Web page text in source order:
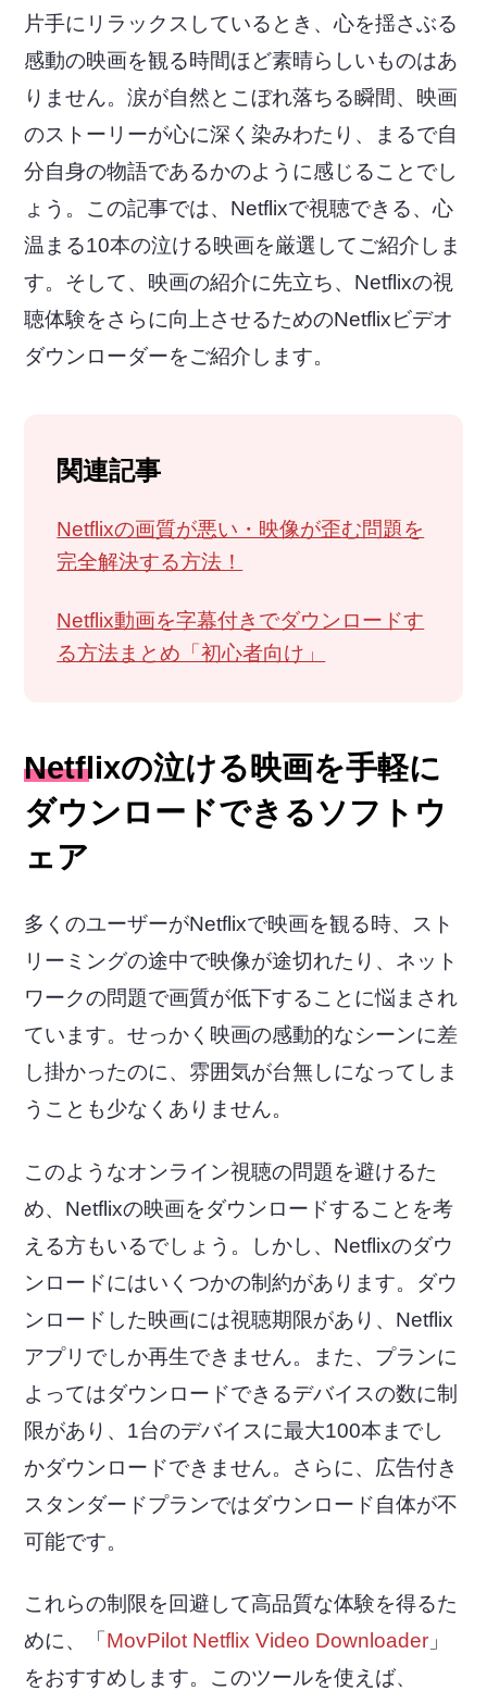
片手にリラックスしているとき、心を揺さぶる
感動の映画を観る時間ほど素晴らしいものはあ
りません。涙が自然とこぼれ落ちる瞬間、映画
のストーリーが心に深く染みわたり、まるで自
分自身の物語であるかのように感じることでし
ょう。この記事では、Netflixで視聴できる、心
温まる10本の泣ける映画を厳選してご紹介しま
す。そして、映画の紹介に先立ち、Netflixの視
聴体験をさらに向上させるためのNetflixビデオ
ダウンローダーをご紹介します。
関連記事
Netflixの画質が悪い・映像が歪む問題を
完全解決する方法！
Netflix動画を字幕付きでダウンロードす
る方法まとめ「初心者向け」
Netflixの泣ける映画を手軽に
ダウンロードできるソフトウ
ェア
多くのユーザーがNetflixで映画を観る時、スト
リーミングの途中で映像が途切れたり、ネット
ワークの問題で画質が低下することに悩まされ
ています。せっかく映画の感動的なシーンに差
し掛かったのに、雰囲気が台無しになってしま
うことも少なくありません。
このようなオンライン視聴の問題を避けるた
め、Netflixの映画をダウンロードすることを考
える方もいるでしょう。しかし、Netflixのダウ
ンロードにはいくつかの制約があります。ダウ
ンロードした映画には視聴期限があり、Netflix
アプリでしか再生できません。また、プランに
よってはダウンロードできるデバイスの数に制
限があり、1台のデバイスに最大100本までし
かダウンロードできません。さらに、広告付き
スタンダードプランではダウンロード自体が不
可能です。
これらの制限を回避して高品質な体験を得るた
めに、「 MovPilot Netflix Video Downloader 」
をおすすめします。このツールを使えば、